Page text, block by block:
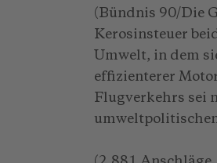
(Bündnis 90/Die
Kerosinsteuer
Umwelt, in dem
effizienterer
Flugverkehrs sei